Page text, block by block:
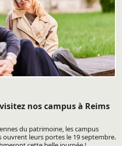
nos campus à Reims
du patrimoine, les campus
ouvrent leurs portes le 19 septembre.